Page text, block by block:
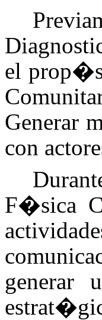
el
Generar
con
F�sica
generar